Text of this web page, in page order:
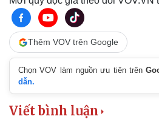
Thêm VOV trên Google
Chọn VOV làm nguồn ưu tiên trên
dẫn.
Viết bình luận